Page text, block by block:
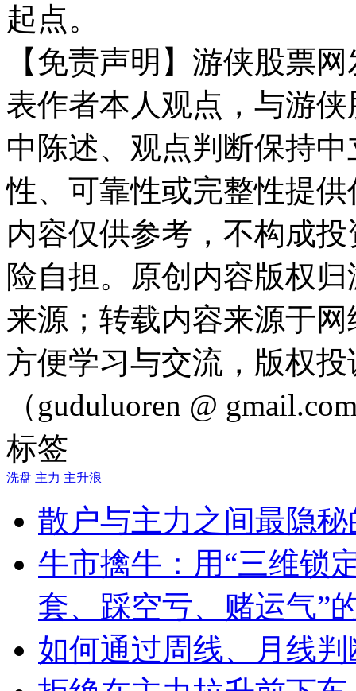
起点。
【免责声明】游侠股票
表作者本人观点，与游
中陈述、观点判断保持
性、可靠性或完整性提
内容仅供参考，不构成
险自担。原创内容版权
来源；转载内容来源于
方便学习与交流，版权
（guduluoren @
标签
洗盘 主力 主升浪
散户与主力之间最隐
牛市擒牛：用“三维锁
套、踩空亏、赌运气”
如何通过周线、月线